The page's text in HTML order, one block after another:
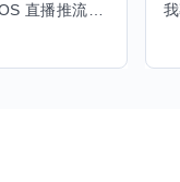
目前以遊戲直播為主，並持續投入 iOS 直播推流應用開發。對直播技術、影音串流、AI 應用、內容創作與產品設計有濃厚興趣，平時透過實作累積開發經驗，也持續學習 Godot 遊戲開發、影音剪輯、音樂創作與編曲等相關技術。 希望透過技能交換認識不同背景的夥伴，一起交流開發經驗、Side Project、AI 工作流程、內容創作與職涯發展。如果你也對程式開發、直播技術、設計、美術、Cosplay、造型、化妝、攝影、影音製作、音樂創作等領域有興趣，都很歡迎交流，彼此分享經驗、互相學習，一起成長。